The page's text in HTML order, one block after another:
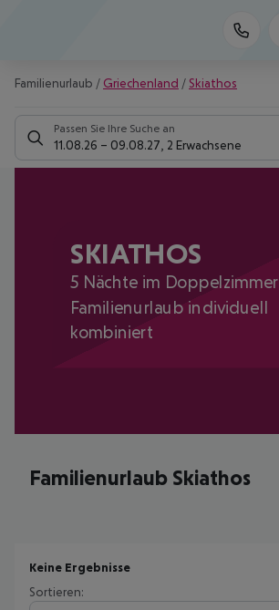
Familienurlaub / Griechenland / Skiathos
Passen Sie Ihre Suche an
11.08.26 – 09.08.27 2 Erwachsene
SKIATHOS
5 Nächte im Doppelzimmer
Familienurlaub individuell
kombiniert
Familienurlaub Skiathos
Keine Ergebnisse
Sortieren: